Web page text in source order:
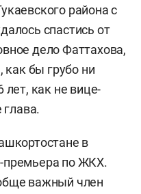
района с
спастись от
дело Фаттахова,
как бы грубо ни
лет, как не вице-
глава.
в
премьера по ЖКХ.
важный член